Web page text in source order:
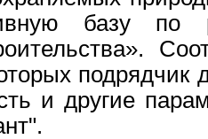
базу
подрядчик
и другие